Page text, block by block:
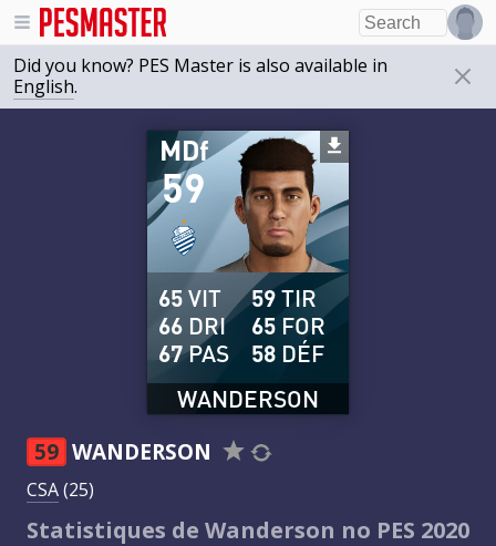
Did you know? PES Master is also available in
English.
59
MDf
WANDERSON
65VIT
66 DRI
67PAS
59TIR
65 FOR
58 DÉF
59 WANDERSON
CSA(25)
Statistiques de Wanderson no PES 2020